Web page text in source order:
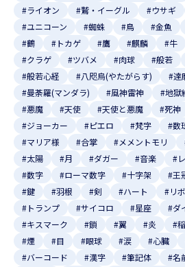
#ライオン
#鷲・イーグル #ウサギ
#ユニコーン
#蜘蛛 #鳥 #金魚
#鶴
#トカゲ #鷹 #麒麟 #牛
#クラゲ
#ツバメ #肉球 #般若
#般若心経
#八咫烏(やたがらす)
#達
#曼荼羅(マンダラ)
#風神雷神 #地獄
#悪魔
#天使 #天使と悪魔 #死神
#ジョーカー
#ピエロ #梵字 #数
#マリア様
#合掌 #メメントモリ
#太陽
#月 #ダガー #音楽 #
#数字
#ローマ数字 #十字架 #王
#鍵
#羽根 #剣 #ハート #リ
#トランプ
#サイコロ #星座
#ダ
#キスマーク
#鎖 #翼 #炎 #
#煙
#目 #眼球 #涙 #心臓
#バーコード
#漢字 #筆記体 #名